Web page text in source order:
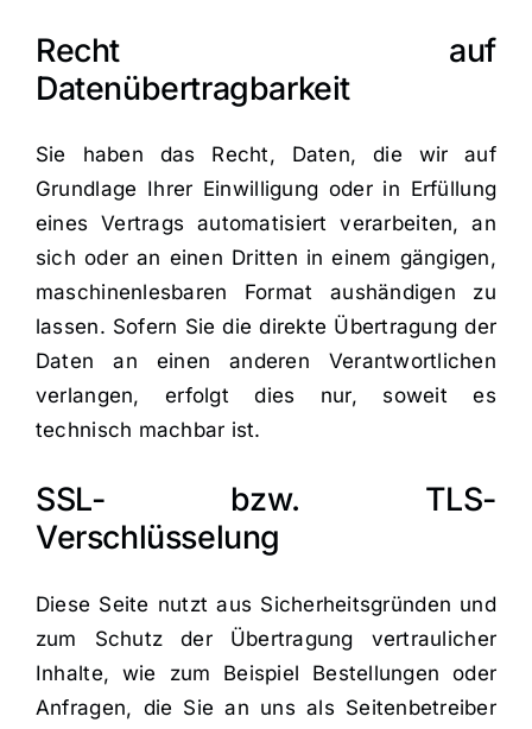
Recht auf
Datenübertragbarkeit
Sie haben das Recht, Daten, die wir auf
Grundlage Ihrer Einwilligung oder in Erfüllung
eines Vertrags automatisiert verarbeiten, an
sich oder an einen Dritten in einem gängigen,
maschinenlesbaren Format aushändigen zu
lassen. Sofern Sie die direkte Übertragung der
Daten an einen anderen Verantwortlichen
verlangen, erfolgt dies nur, soweit es
technisch machbar ist.
SSL- bzw. TLS-
Verschlüsselung
Diese Seite nutzt aus Sicherheitsgründen und
zum Schutz der Übertragung vertraulicher
Inhalte, wie zum Beispiel Bestellungen oder
Anfragen, die Sie an uns als Seitenbetreiber